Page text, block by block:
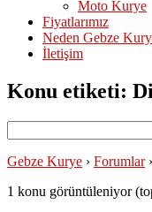
Moto Kurye
Fiyatlarımız
Neden Gebze
İletişim
Konu etiketi:
Gebze Kurye › Forumlar ›
1 konu görüntüleniyor